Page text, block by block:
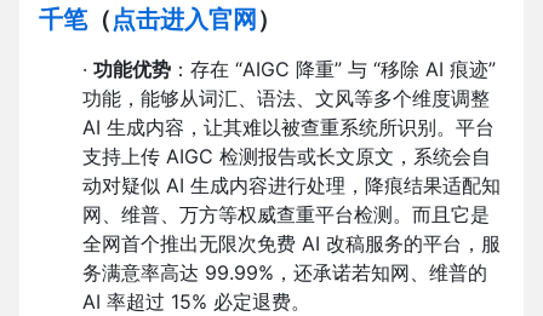
千笔（点击进入官网 ）
· 功能优势 ：存在 “AIGC 降重” 与 “移除 AI 痕迹”
功能，能够从词汇、语法、文风等多个维度调整
AI 生成内容，让其难以被查重系统所识别。平台
支持上传 AIGC 检测报告或长文原文，系统会自
动对疑似 AI 生成内容进行处理，降痕结果适配知
网、维普、万方等权威查重平台检测。而且它是
全网首个推出无限次免费 AI 改稿服务的平台，服
务满意率高达 99.99%，还承诺若知网、维普的
AI 率超过 15% 必定退费。